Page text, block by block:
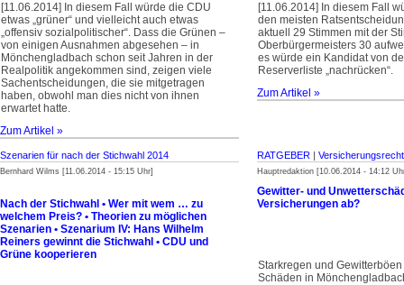
[11.06.2014] In diesem Fall würde die CDU
etwas „grüner“ und vielleicht auch etwas
„offensiv sozialpolitischer“. Dass die Grünen –
von einigen Ausnahmen abgesehen – in
Mönchengladbach schon seit Jahren in der
Realpolitik angekommen sind, zeigen viele
Sachentscheidungen, die sie mitgetragen
haben, obwohl man dies nicht von ihnen
erwartet hatte.
Zum Artikel »
[11.06.2014] In diesem Fall
den meisten
aktuell 29 Stimmen mit der
Oberbürgermeisters 30
es würde ein Kandidat von
Reserverliste „nachrücken“.
Zum Artikel »
Szenarien für nach der Stichwahl 2014
Bernhard Wilms [11.06.2014 - 15:15 Uhr]
Nach der Stichwahl • Wer mit wem … zu
welchem Preis? • Theorien zu möglichen
Szenarien • Szenarium IV: Hans Wilhelm
Reiners gewinnt die Stichwahl • CDU und
Grüne kooperieren
RATGEBER | Versicherungsrecht
Hauptredaktion [10.06.2014 - 14:12
Gewitter- und
Versicherungen ab?
Starkregen und
Schäden in